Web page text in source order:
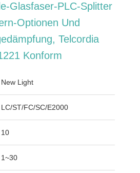
Glasfaser-PLC-Splitter
Optionen Und
Telcordia
Konform
New Light
LC/ST/FC/SC/E2000
10
1~30